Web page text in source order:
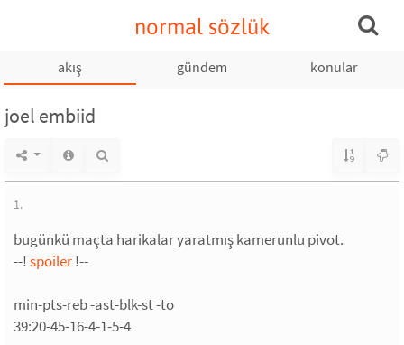
normal sözlük
akış gündem konular
joel embiid
1.
bugünkü maçta harikalar yaratmış kamerunlu pivot.
--!spoiler!--
min-pts-reb -ast-blk-st -to
39:20-45-16-4-1-5-4